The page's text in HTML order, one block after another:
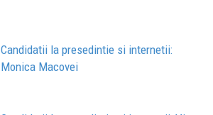
Candidatii la presedintie si internetii:
Monica Macovei